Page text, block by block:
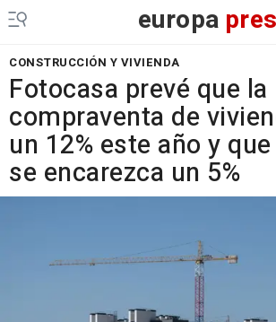
europa
CONSTRUCCIÓN Y VIVIENDA
Fotocasa prevé que la
compraventa de
un 12% este año y
se encarezca un 5%